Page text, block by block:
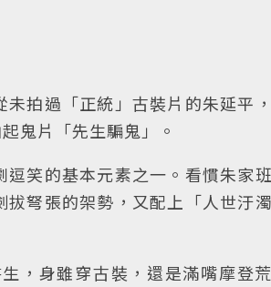
拍過「正統」古裝片的朱延平
鬼片「先生騙鬼」。
笑的基本元素之一。看慣朱家
弩張的架勢，又配上「人世汙濁
，身雖穿古裝，還是滿嘴摩登